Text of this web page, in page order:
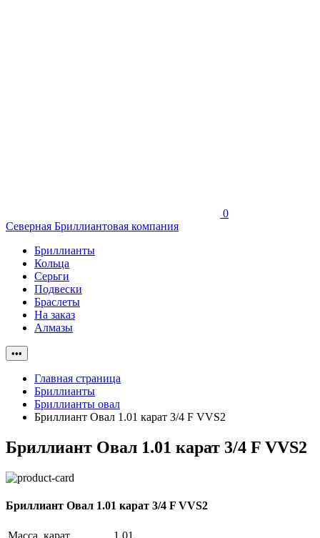
0
Северная Бриллиантовая компания
Бриллианты
Кольца
Серьги
Подвески
Браслеты
На заказ
Алмазы
•••
Главная страница
Бриллианты
Бриллианты овал
Бриллиант Овал 1.01 карат 3/4 F VVS2
Бриллиант Овал 1.01 карат 3/4 F VVS2
Бриллиант Овал 1.01 карат 3/4 F VVS2